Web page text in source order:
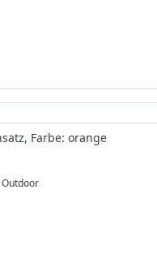
Farbe: orange